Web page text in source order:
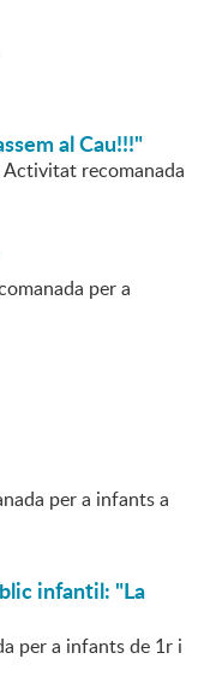
al Cau!!!"
recomanada
per a
per a infants a
infantil: "La
per a infants de 1r i